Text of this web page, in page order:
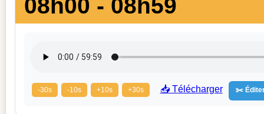
08h00 - 08h59
-30s -10s +10s +30s 📥 Télécharger ✂️